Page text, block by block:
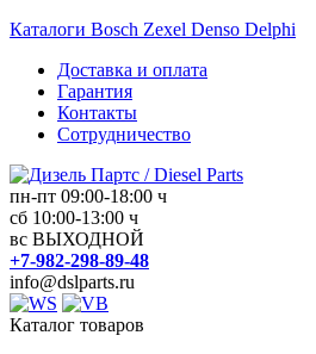
Перейти
содержимому
Каталоги Bosch Zexel Denso Delphi
Доставка и оплата
Гарантия
Контакты
Сотрудничество
Дизель
Партс
/
Diesel
Parts
пн-пт 09:00-18:00 ч
сб 10:00-13:00 ч
вс ВЫХОДНОЙ
+7-982-298-89-48
info@dslparts.ru
Каталог товаров